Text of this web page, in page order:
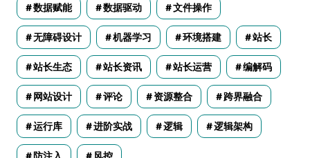
数据赋能 数据驱动 文件操作
无障碍设计 机器学习 环境搭建 站长
站长生态 站长资讯 站长运营 编解码
网站设计 评论 资源整合 跨界融合
运行库 进阶实战 逻辑 逻辑架构